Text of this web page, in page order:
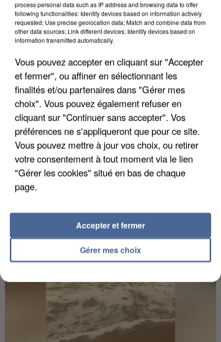
UN SECOND CADRE DE LA DZ MAFIA
INTERPELLÉ EN ALGÉRIE
process personal data such as IP address and browsing data to offer
following functionalities: Identify devices based on information actively
requested; Use precise geolocation data; Match and combine data from
other data sources; Link different devices; Identify devices based on
information transmitted automatically.
Vous pouvez accepter en cliquant sur "Accepter
et fermer", ou affiner en sélectionnant les
finalités et/ou partenaires dans "Gérer mes
choix". Vous pouvez également refuser en
cliquant sur "Continuer sans accepter". Vos
préférences ne s'appliqueront que pour ce site.
Vous pouvez mettre à jour vos choix, ou retirer
votre consentement à tout moment via le lien
"Gérer les cookies" situé en bas de chaque
page.
Gérer mes choix
Accepter et fermer